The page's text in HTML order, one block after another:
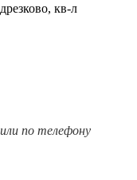
кв-л
по телефону